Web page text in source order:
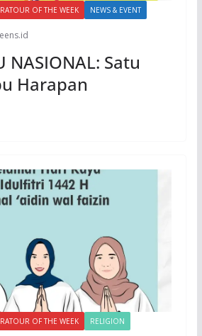
OF THE WEEK NEWS & EVENT
NASIONAL: Satu
Harapan
OF THE WEEK RELIGION